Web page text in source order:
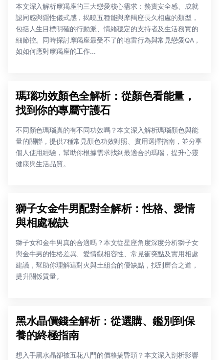
本文深入解析摩羯座的三大戀愛核心需求：務實安全感、成就
認同感與隱性儀式感，揭曉五種能與摩羯座長久相處的類型，
包括人生目標明確的行動派、情緒穩定的支持者及生活務實的
細節控。同時探討摩羯座最受不了的地雷行為與常見戀愛QA，
如如何應對摩羯座的工作...
瑪瑙功效顏色全解析：從顏色看能量，
找到你的專屬守護石
不同顏色瑪瑙真的有不同功效嗎？本文深入解析瑪瑙顏色與能
量的關聯，提供7種常見顏色功效對照、實用選擇指南，並分享
個人使用經驗，幫助你根據需求找到最適合的瑪瑙，提升心靈
健康與生活品質。
獅子女金牛男配對全解析：性格、愛情
與相處秘訣
獅子女和金牛男真的合適嗎？本文從星座角度深度分析獅子女
與金牛男的性格差異、愛情觀相容性、常見衝突點及實用相處
建議，幫助你理解這對火與土組合的優缺點，找到磨合之道，
提升關係質量。
黑水晶價錢全解析：從選購、鑑別到保
養的終極指南
想入手黑水晶卻被五花八門的價格搞昏頭？本文深入剖析影響